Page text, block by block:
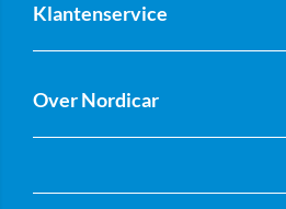
Klantenservice
Over Nordicar